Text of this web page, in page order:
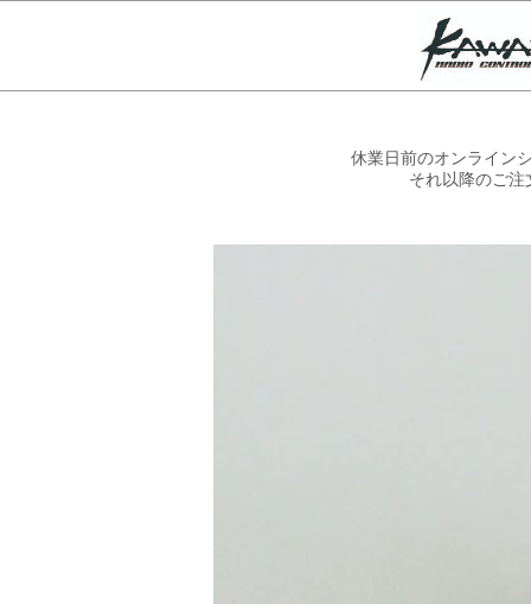
休業日前のオンライン
それ以降のご